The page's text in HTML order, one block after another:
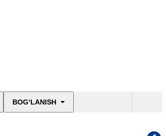
BOG‘LANISH